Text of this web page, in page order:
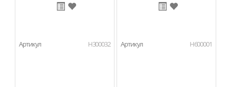
Артикул H300032 Артикул H600001